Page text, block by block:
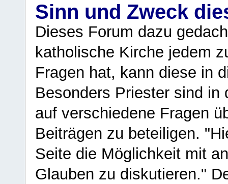
Sinn und Zweck
Dieses Forum dazu
katholische Kirche jedem
Fragen hat, kann diese in
Besonders Priester sind in
auf verschiedene Fragen
Beiträgen zu beteiligen.
Seite die Möglichkeit mit
Glauben zu diskutieren."